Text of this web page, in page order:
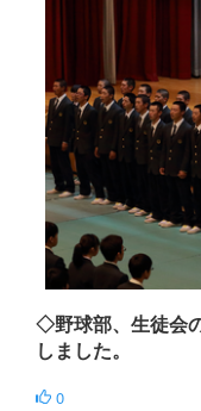
◇野球部、生徒会
しました。
0